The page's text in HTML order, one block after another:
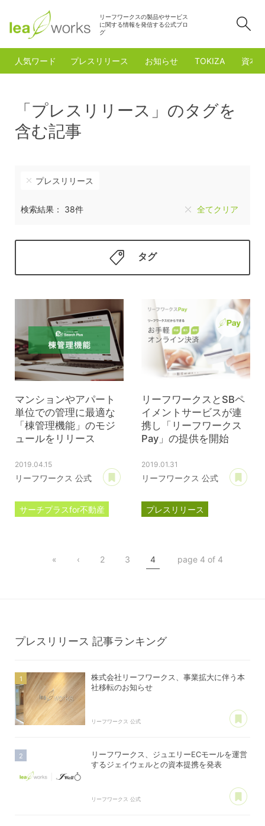
リーフワークスの製品やサービス
に関する情報を発信する公式ブロ
グ
人気ワード プレスリリース お知らせ TOKIZA 資本
「プレスリリース」のタグを
含む記事
プレスリリース
検索結果： 38件 全てクリア
タグ
マンションやアパート
単位での管理に最適な
「棟管理機能」のモジ
ュールをリリース
2019.04.15
リーフワークス 公式
あとで読む
サーチプラスfor不動産
リーフワークスとSBペ
イメントサービスが連
携し「リーフワークス
Pay」の提供を開始
2019.01.31
リーフワークス 公式
プレスリリース
クレジットカード決済
« ‹ 2 3 4 page 4 of 4
プレスリリース 記事ランキング
株式会社リーフワークス、事業拡大に伴う本
社移転のお知らせ
リーフワークス 公式
リーフワークス、ジュエリーECモールを運営
するジェイウェルとの資本提携を発表
リーフワークス 公式